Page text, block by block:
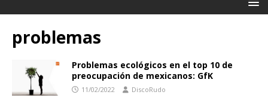
problemas
Problemas ecológicos en el top 10 de
preocupación de mexicanos: GfK
11/02/2022 DiscoRudo